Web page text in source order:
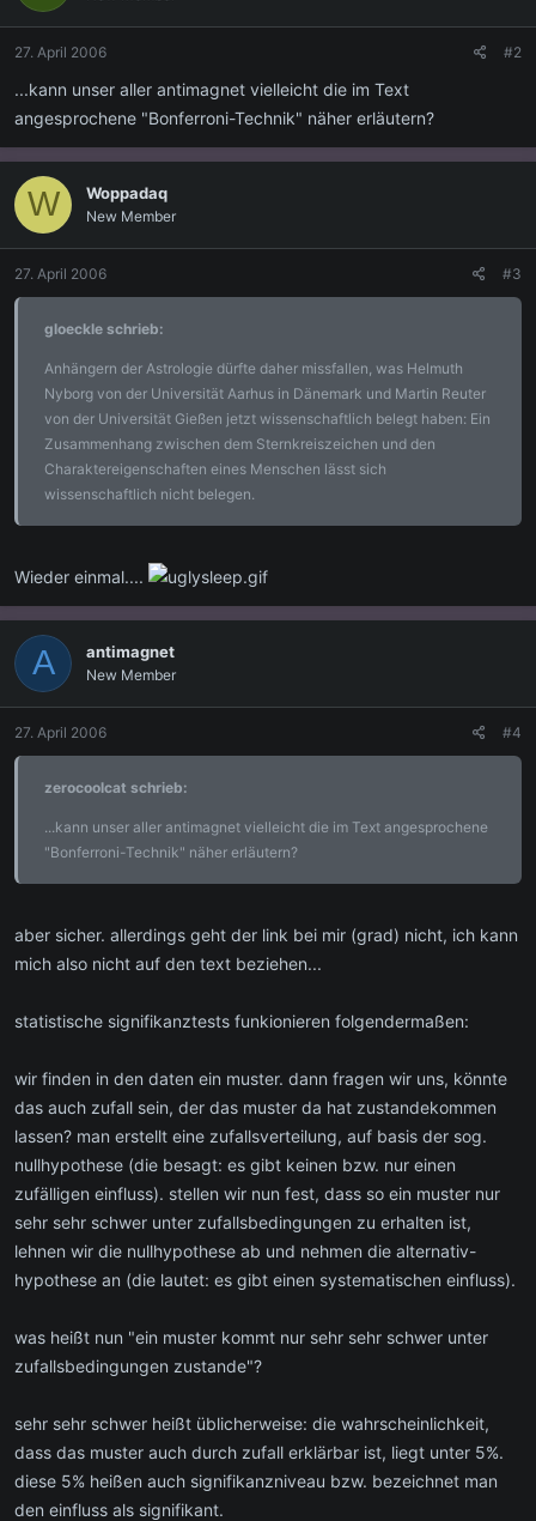
27. April 2006 #2
...kann unser aller antimagnet vielleicht die im Text
angesprochene "Bonferroni-Technik" näher erläutern?
W Woppadaq
New Member
27. April 2006 #3
gloeckle schrieb:
Anhängern der Astrologie dürfte daher missfallen, was Helmuth
Nyborg von der Universität Aarhus in Dänemark und Martin Reuter
von der Universität Gießen jetzt wissenschaftlich belegt haben: Ein
Zusammenhang zwischen dem Sternkreiszeichen und den
Charaktereigenschaften eines Menschen lässt sich
wissenschaftlich nicht belegen.
Wieder einmal....
A antimagnet
New Member
27. April 2006 #4
zerocoolcat schrieb:
...kann unser aller antimagnet vielleicht die im Text angesprochene
"Bonferroni-Technik" näher erläutern?
aber sicher. allerdings geht der link bei mir (grad) nicht, ich kann
mich also nicht auf den text beziehen...
statistische signifikanztests funkionieren folgendermaßen:
wir finden in den daten ein muster. dann fragen wir uns, könnte
das auch zufall sein, der das muster da hat zustandekommen
lassen? man erstellt eine zufallsverteilung, auf basis der sog.
nullhypothese (die besagt: es gibt keinen bzw. nur einen
zufälligen einfluss). stellen wir nun fest, dass so ein muster nur
sehr sehr schwer unter zufallsbedingungen zu erhalten ist,
lehnen wir die nullhypothese ab und nehmen die alternativ-
hypothese an (die lautet: es gibt einen systematischen einfluss).
was heißt nun "ein muster kommt nur sehr sehr schwer unter
zufallsbedingungen zustande"?
sehr sehr schwer heißt üblicherweise: die wahrscheinlichkeit,
dass das muster auch durch zufall erklärbar ist, liegt unter 5%.
diese 5% heißen auch signifikanzniveau bzw. bezeichnet man
den einfluss als signifikant.